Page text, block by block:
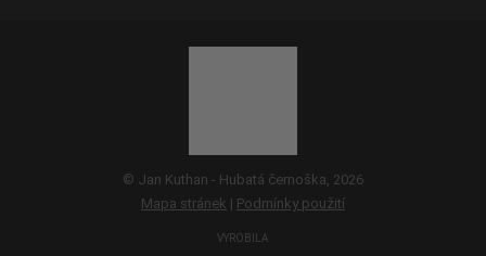
© Jan Kuthan - Hubatá černoška, 2026
Mapa stránek | Podmínky použití
VYROBILA